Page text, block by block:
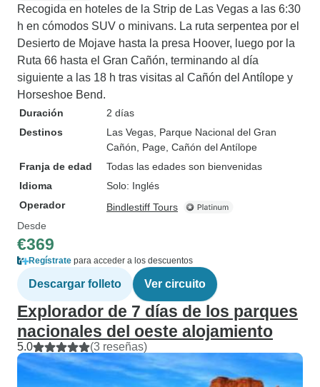
Recogida en hoteles de la Strip de Las Vegas a las 6:30
h en cómodos SUV o minivans. La ruta serpentea por el
Desierto de Mojave hasta la presa Hoover, luego por la
Ruta 66 hasta el Gran Cañón, terminando al día
siguiente a las 18 h tras visitas al Cañón del Antílope y
Horseshoe Bend.
Duración
2 días
Destinos
Las Vegas , Parque Nacional del Gran
Cañón , Page , Cañón del Antílope
Franja de edad
Todas las edades son bienvenidas
Idioma
Solo: Inglés
Operador
Bindlestiff Tours
Desde
€369
Regístrate para acceder a los descuentos
Descargar folleto Ver circuito
Explorador de 7 días de los parques
nacionales del oeste alojamiento
5.0 (3 reseñas)